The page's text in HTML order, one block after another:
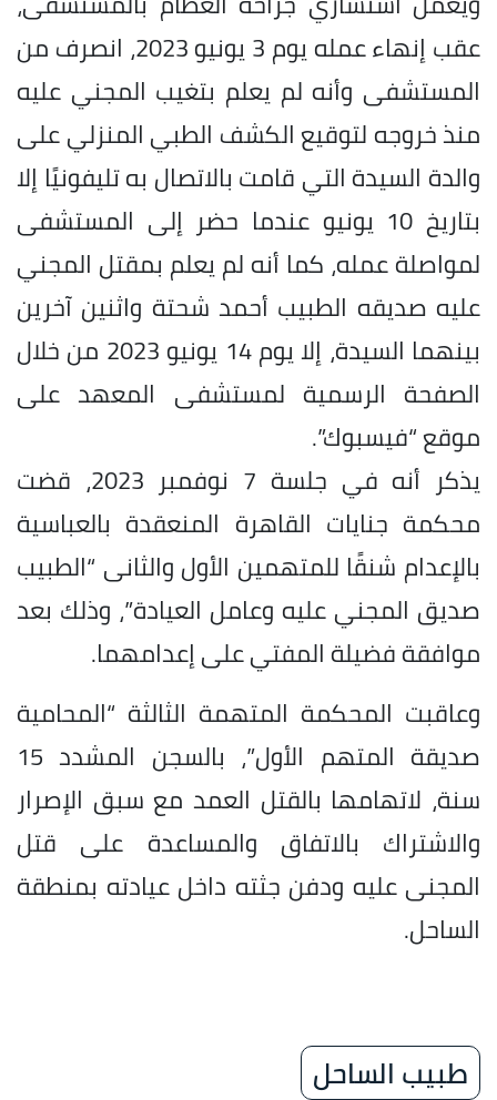
عقب إنهاء عمله يوم 3 يونيو 2023، انصرف من
المستشفى وأنه لم يعلم بتغيب المجني عليه
منذ خروجه لتوقيع الكشف الطبي المنزلي على
والدة السيدة التي قامت بالاتصال به تليفونيًا إلا
بتاريخ 10 يونيو عندما حضر إلى المستشفى
لمواصلة عمله، كما أنه لم يعلم بمقتل المجني
عليه صديقه الطبيب أحمد شحتة واثنين آخرين
بينهما السيدة، إلا يوم 14 يونيو 2023 من خلال
الصفحة الرسمية لمستشفى المعهد على
موقع “فيسبوك”.
يذكر أنه في جلسة 7 نوفمبر 2023، قضت
محكمة جنايات القاهرة المنعقدة بالعباسية
بالإعدام شنقًا للمتهمين الأول والثانى “الطبيب
صديق المجني عليه وعامل العيادة”، وذلك بعد
موافقة فضيلة المفتي على إعدامهما.
وعاقبت المحكمة المتهمة الثالثة “المحامية
صديقة المتهم الأول”، بالسجن المشدد 15
سنة، لاتهامها بالقتل العمد مع سبق الإصرار
والاشتراك بالاتفاق والمساعدة على قتل
المجنى عليه ودفن جثته داخل عيادته بمنطقة
الساحل.
طبيب الساحل